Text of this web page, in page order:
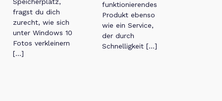
Speicherplatz,
fragst du dich
zurecht, wie sich
unter Windows 10
Fotos verkleinern
[…]
funktionierendes
Produkt ebenso
wie ein Service,
der durch
Schnelligkeit […]